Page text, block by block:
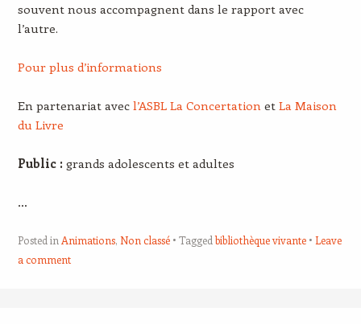
souvent nous accompagnent dans le rapport avec
l’autre.
Pour plus d’informations
En partenariat avec l’ASBL La Concertationet La Maison
du Livre
Public : grands adolescents et adultes
…
Posted in Animations, Non classé Taggedbibliothèque vivante
Leave
a comment